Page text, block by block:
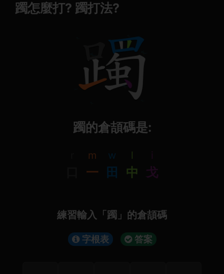
躅怎麼打? 躅打法?
躅的倉頡碼是:
m
一
w
田
l
中
i
戈
練習輸入「躅」的倉頡碼
字根表 答案